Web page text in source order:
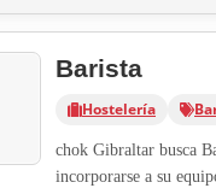
Barista
Hostelería
chok Gibraltar busca
incorporarse a su